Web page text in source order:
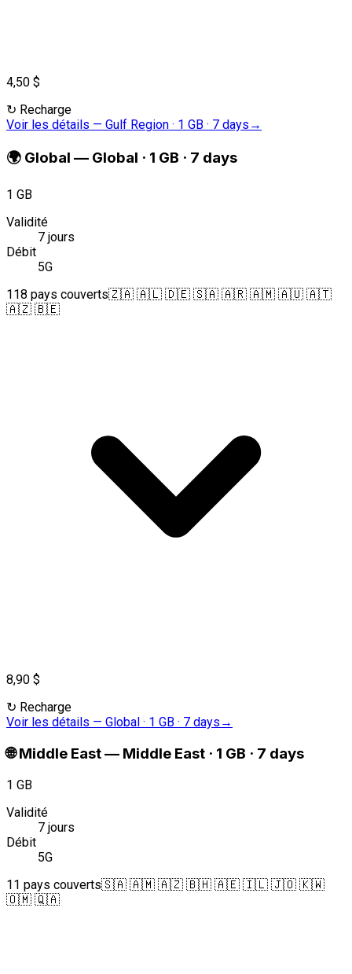
4,50 $
↻ Recharge
Voir les détails — Gulf Region · 1 GB · 7 days →
🌍 Global — Global · 1 GB · 7 days
1 GB
Validité
7 jours
Débit
5G
118 pays couverts🇿🇦 🇦🇱 🇩🇪 🇸🇦 🇦🇷 🇦🇲 🇦🇺 🇦🇹
🇦🇿 🇧🇪
8,90 $
↻ Recharge
Voir les détails — Global · 1 GB · 7 days →
🌐 Middle East— Middle East · 1 GB · 7 days
1 GB
Validité
7 jours
Débit
5G
11 pays couverts🇸🇦 🇦🇲 🇦🇿 🇧🇭 🇦🇪 🇮🇱 🇯🇴 🇰🇼
🇴🇲 🇶🇦